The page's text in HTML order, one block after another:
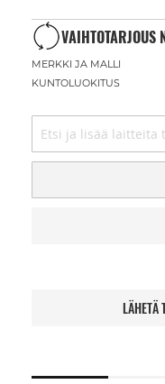
VAIHTOTARJOUS
MERKKI JA MALLI
KUNTOLUOKITUS
LÄHETÄ